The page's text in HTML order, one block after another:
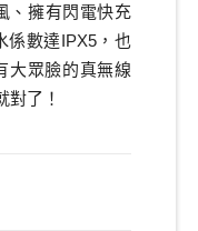
、擁有閃電快充
係數達IPX5，也
大眾臉的真無線
對了！